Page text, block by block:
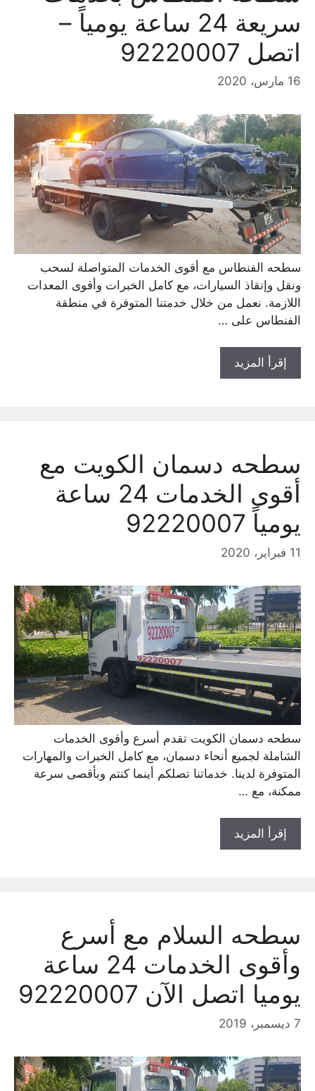
سريعة 24 ساعة يومياً –
اتصل 92220007
سطحه الفنطاس مع أقوى الخدمات المتواصلة لسحب
ونقل وإنقاذ السيارات، مع كامل الخبرات وأقوى المعدات
اللازمة. نعمل من خلال خدمتنا المتوفرة في منطقة
الفنطاس على …
إقرأ المزيد
سطحه دسمان الكويت مع
أقوى الخدمات 24 ساعة
يومياً 92220007
سطحه دسمان الكويت تقدم أسرع وأقوى الخدمات
الشاملة لجميع أنحاء دسمان، مع كامل الخبرات والمهارات
المتوفرة لدينا. خدماتنا تصلكم أينما كنتم وبأقصى سرعة
ممكنة، مع …
إقرأ المزيد
سطحه السلام مع أسرع
وأقوى الخدمات 24 ساعة
يوميا اتصل الآن 92220007